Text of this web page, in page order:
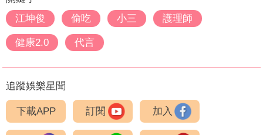
江坤俊
偷吃 小三 護理師
健康2.0 代言
追蹤娛樂星聞
下載APP 訂閱 加入